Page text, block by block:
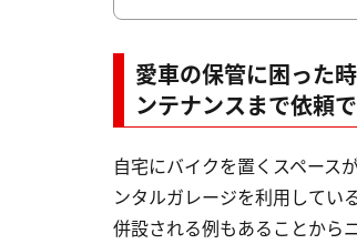
愛車の保管に困った
ンテナンスまで依頼
自宅にバイクを置くスペース
ンタルガレージを利用してい
併設される例もあることから